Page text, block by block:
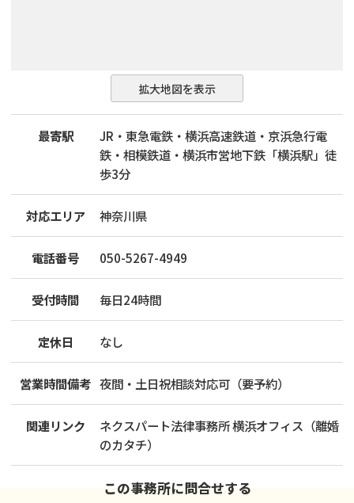
拡大地図を表示
最寄駅
JR・東急電鉄・横浜高速鉄道・京浜急行電
鉄・相模鉄道・横浜市営地下鉄「横浜駅」徒
歩3分
対応エリア 神奈川県
電話番号 050-5267-4949
受付時間 毎日24時間
定休日 なし
営業時間備考 夜間・土日祝相談対応可（要予約）
関連リンク
ネクスパート法律事務所 横浜オフィス（離婚
のカタチ）
この事務所に問合せする